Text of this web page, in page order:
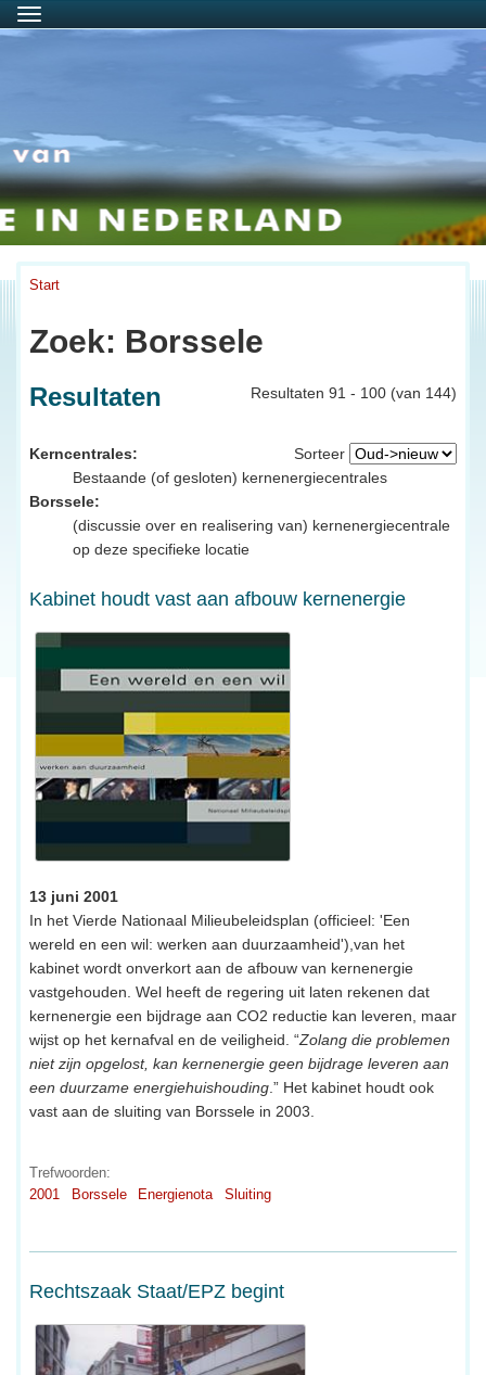
Menu
Start
Zoek: Borssele
Resultaten 91 - 100 (van 144)
Resultaten
Sorteer
Kerncentrales:
Bestaande (of gesloten) kernenergiecentrales
Borssele:
(discussie over en realisering van) kernenergiecentrale
op deze specifieke locatie
Kabinet houdt vast aan afbouw kernenergie
13 juni 2001
In het Vierde Nationaal Milieubeleidsplan (officieel: 'Een
wereld en een wil: werken aan duurzaamheid'),van het
kabinet wordt onverkort aan de afbouw van kernenergie
vastgehouden. Wel heeft de regering uit laten rekenen dat
kernenergie een bijdrage aan CO2 reductie kan leveren, maar
wijst op het kernafval en de veiligheid. “Zolang die problemen
niet zijn opgelost, kan kernenergie geen bijdrage leveren aan
een duurzame energiehuishouding.” Het kabinet houdt ook
vast aan de sluiting van Borssele in 2003.
Trefwoorden:
2001
Borssele Energienota Sluiting
Rechtszaak Staat/EPZ begint